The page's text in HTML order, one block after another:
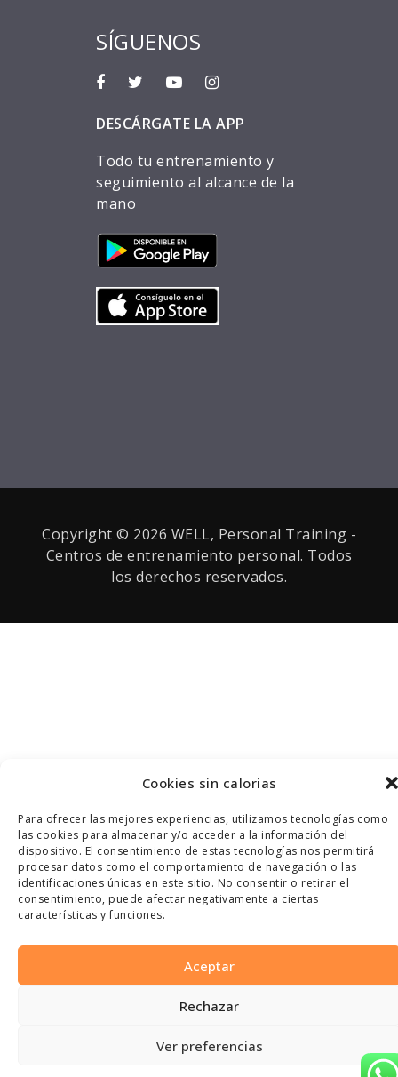
Cookies sin calorias
Para ofrecer las mejores experiencias, utilizamos tecnologías como
las cookies para almacenar y/o acceder a la información del
dispositivo. El consentimiento de estas tecnologías nos permitirá
procesar datos como el comportamiento de navegación o las
identificaciones únicas en este sitio. No consentir o retirar el
consentimiento, puede afectar negativamente a ciertas
características y funciones.
Aceptar
Rechazar
Ver preferencias
SÍGUENOS
DESCÁRGATE LA APP
Todo tu entrenamiento y
seguimiento al alcance de la
mano
Copyright © 2026 WELL, Personal Training -
Centros de entrenamiento personal. Todos
los derechos reservados.